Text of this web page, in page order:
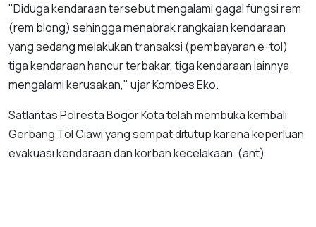
"Diduga kendaraan tersebut mengalami gagal fungsi rem
(rem blong) sehingga menabrak rangkaian kendaraan
yang sedang melakukan transaksi (pembayaran e-tol)
tiga kendaraan hancur terbakar, tiga kendaraan lainnya
mengalami kerusakan," ujar Kombes Eko.
Satlantas Polresta Bogor Kota telah membuka kembali
Gerbang Tol Ciawi yang sempat ditutup karena keperluan
evakuasi kendaraan dan korban kecelakaan. (ant)